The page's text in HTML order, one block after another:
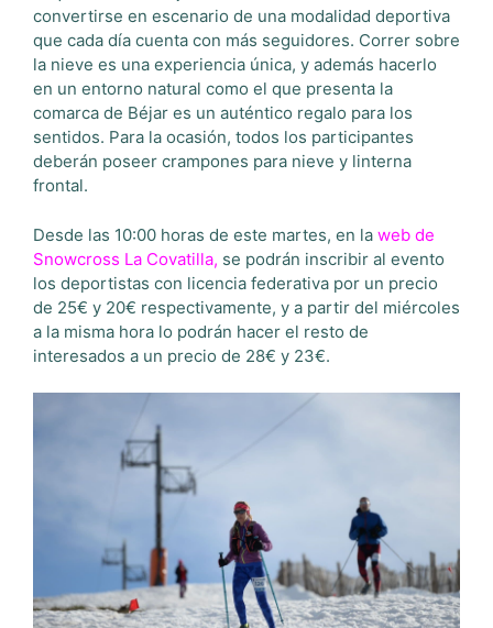
convertirse en escenario de una modalidad deportiva
que cada día cuenta con más seguidores. Correr sobre
la nieve es una experiencia única, y además hacerlo
en un entorno natural como el que presenta la
comarca de Béjar es un auténtico regalo para los
sentidos. Para la ocasión, todos los participantes
deberán poseer crampones para nieve y linterna
frontal.
Desde las 10:00 horas de este martes, en la web de
Snowcross La Covatilla, se podrán inscribir al evento
los deportistas con licencia federativa por un precio
de 25€ y 20€ respectivamente, y a partir del miércoles
a la misma hora lo podrán hacer el resto de
interesados a un precio de 28€ y 23€.